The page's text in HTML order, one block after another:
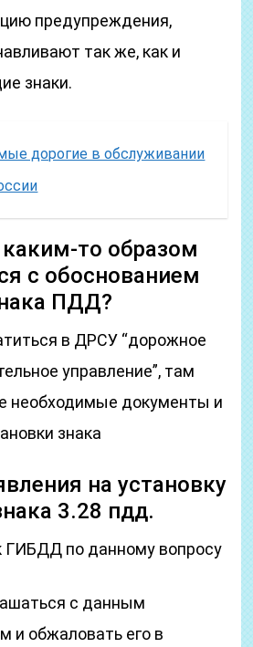
предупреждения,
так же, как и
знаки.
дорогие в обслуживании
то образом
с обоснованием
ПДД?
в ДРСУ “дорожное
управление”, там
необходимые документы и
знака
на установку
3.28 пдд.
ГИБДД по данному вопросу
с данным
и обжаловать его в